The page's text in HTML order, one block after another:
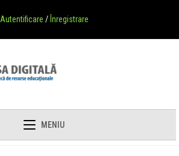
Autentificare / Înregistrare
MENIU